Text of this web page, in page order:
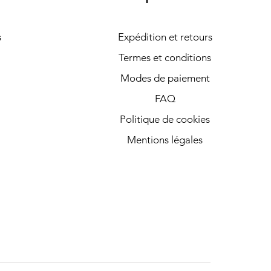
Expédition et retours
Termes et conditions
Modes de paiement
FAQ
Politique de cookies
Mentions légales